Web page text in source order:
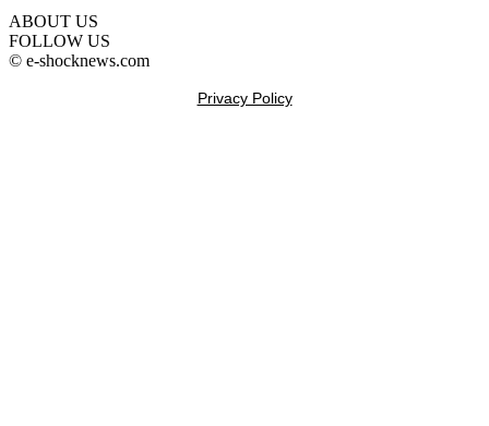
ABOUT US
FOLLOW US
© e-shocknews.com
Privacy Policy